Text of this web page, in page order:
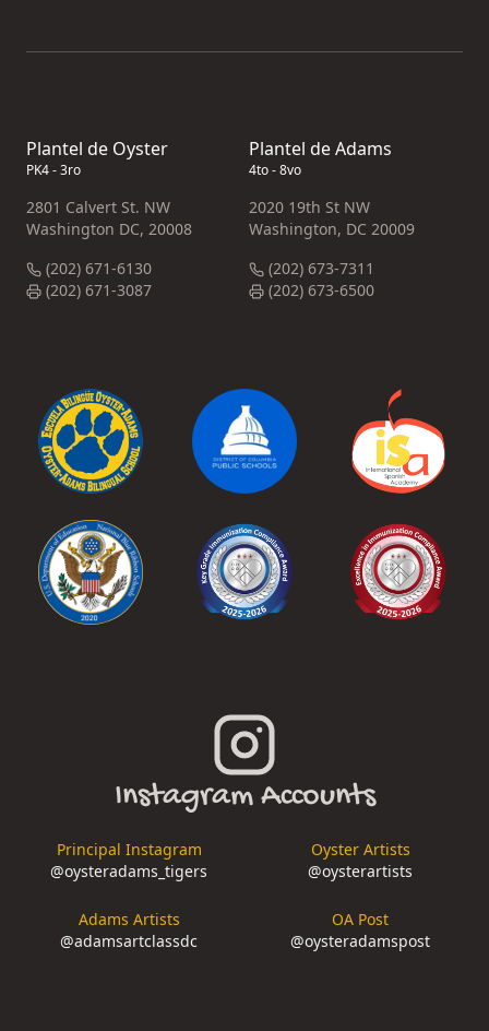
Plantel de Oyster
PK4 - 3ro
2801 Calvert St. NW
Washington DC, 20008
(202) 671-6130
(202) 671-3087
Plantel de Adams
4to - 8vo
2020 19th St NW
Washington, DC 20009
(202) 673-7311
(202) 673-6500
Instagram Accounts
Principal Instagram
@oysteradams_tigers
Oyster Artists
@oysterartists
Adams Artists
@adamsartclassdc
OA Post
@oysteradamspost